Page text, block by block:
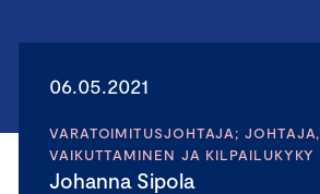
06.05.2021
VARATOIMITUSJOHTAJA; JOHTAJA,
VAIKUTTAMINEN JA KILPAILUKYKY
Johanna Sipola